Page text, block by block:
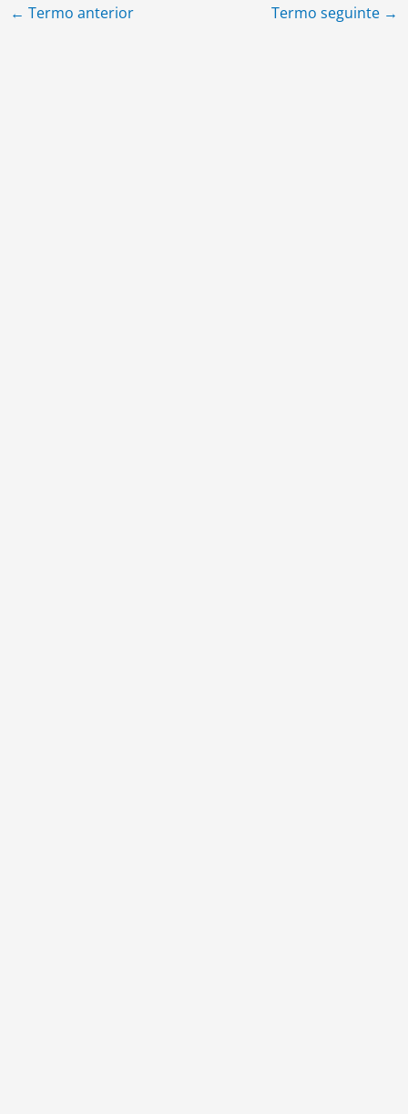
← Termo anterior Termo seguinte →